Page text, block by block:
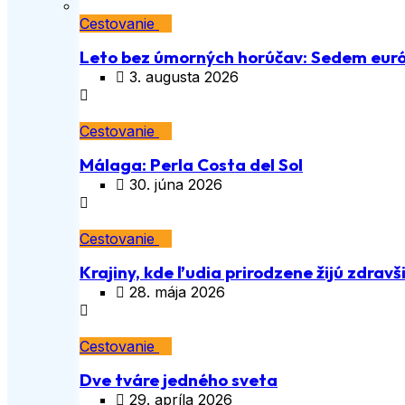
Cestovanie
Leto bez úmorných horúčav: Sedem
3. augusta 2026
Cestovanie
Málaga: Perla Costa del Sol
30. júna 2026
Cestovanie
Krajiny, kde ľudia prirodzene žijú
28. mája 2026
Cestovanie
Dve tváre jedného sveta
29. apríla 2026